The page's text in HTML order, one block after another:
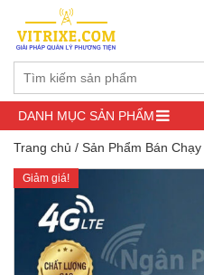
DANH MỤC SẢN PHẨM
Trang chủ / Sản Phẩm Bán Chạy
Giảm giá!